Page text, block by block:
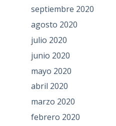
septiembre 2020
agosto 2020
julio 2020
junio 2020
mayo 2020
abril 2020
marzo 2020
febrero 2020